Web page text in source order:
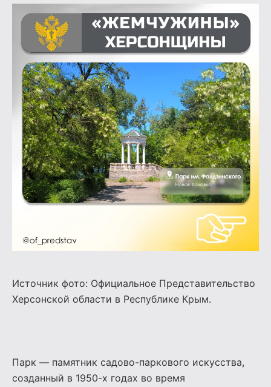
Источник фото: Официальное Представительство
Херсонской области в Республике Крым.
Парк — памятник садово-паркового искусства,
созданный в 1950-х годах во время